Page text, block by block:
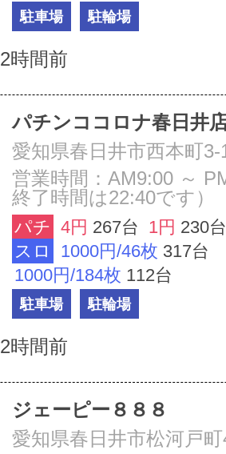
駐車場 駐輪場
2時間前
パチンココロナ春日井
愛知県春日井市西本町3-
営業時間：AM9:00 ～
終了時間は22:40です）
パチ 4円 267台 1円 230台
スロ
1000円/46枚 317台
1000円/184枚 112台
駐車場 駐輪場
2時間前
ジェーピー８８８
愛知県春日井市松河戸